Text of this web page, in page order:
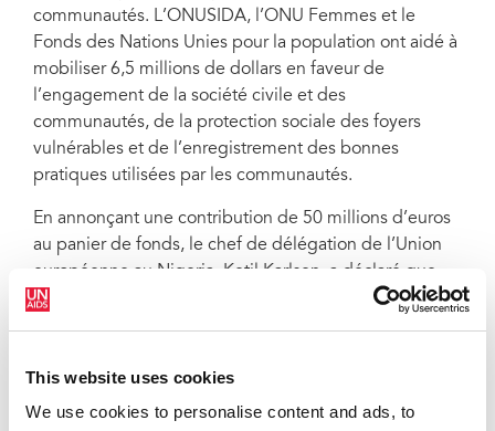
This website uses cookies
We use cookies to personalise content and ads, to
communautés. L’ONUSIDA, l’ONU Femmes et le
Fonds des Nations Unies pour la population ont aidé à
mobiliser 6,5 millions de dollars en faveur de
l’engagement de la société civile et des
communautés, de la protection sociale des foyers
vulnérables et de l’enregistrement des bonnes
pratiques utilisées par les communautés.
En annonçant une contribution de 50 millions d’euros
au panier de fonds, le chef de délégation de l’Union
européenne au Nigeria, Ketil Karlsen, a déclaré que
« le panier de fonds pour la COVID-19 nous offre la
services de santé et atténuer l’impact de la pandémie
sur les plus vulnérables. »